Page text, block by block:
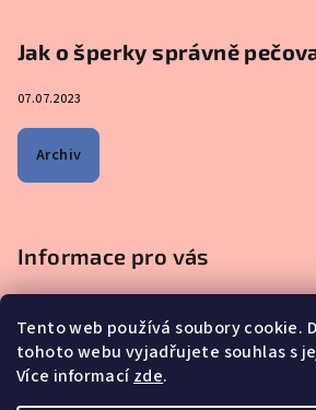
Tento web používá soubory cookie.
tohoto webu vyjadřujete souhlas s
Více informacízde.
Jak o šperky správně
07.07.2023
Archiv
Informace pro vás
Podmínky ochrany osobních údajů
Na co se mě nejčastěji ptáte - ŠPERKY Z
Proč nakupovat u nás?